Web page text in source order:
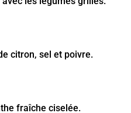
citron, sel et poivre.
fraîche ciselée.